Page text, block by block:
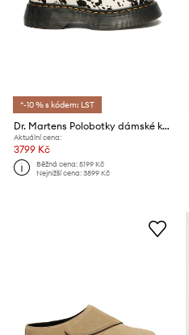
*-10 % s kódem: LST
Dr. Martens Polobotky dámské kožené Buzz 5i 5 Eye Dalmatian
Aktuální cena:
3799 Kč
Běžná cena:5199 Kč
Nejnižší cena:3899 Kč